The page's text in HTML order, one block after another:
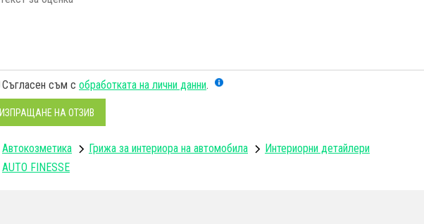
Съгласен съм с обработката на лични данни.
ИЗПРАЩАНЕ НА ОТЗИВ
Автокозметика Грижа за интериора на автомобила
Интериорни детайлери
AUTO FINESSE